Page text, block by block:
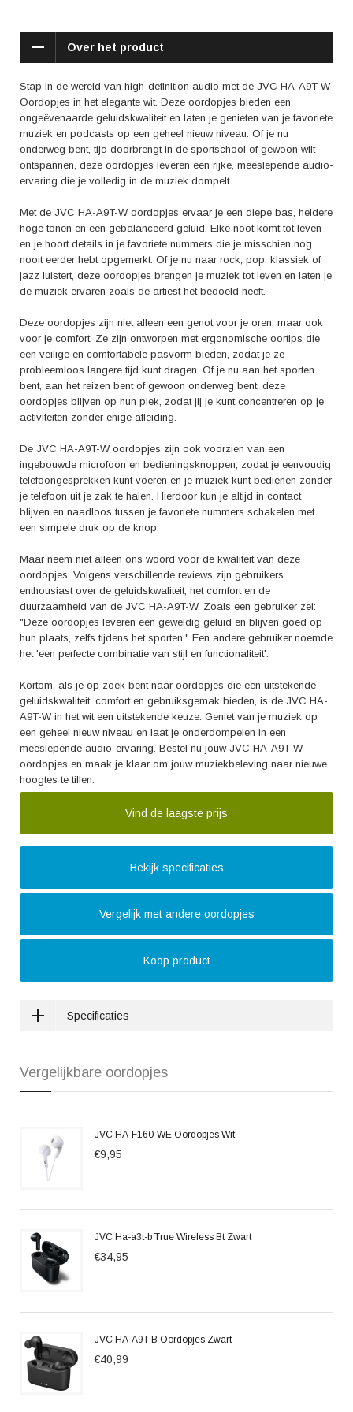
naadloos tussen je favoriete nummers schakelen met een simpele druk
Maar neem niet alleen ons woord voor de kwaliteit van deze oordopjes.
Volgens verschillende reviews zijn gebruikers enthousiast over de
geluidskwaliteit, het comfort en de duurzaamheid van de JVC HA-A9T-
W. Zoals een gebruiker zei: "Deze oordopjes leveren een geweldig
geluid en blijven goed op hun plaats, zelfs tijdens het sporten." Een
andere gebruiker noemde het 'een perfecte combinatie van stijl en
Kortom, als je op zoek bent naar oordopjes die een uitstekende
geluidskwaliteit, comfort en gebruiksgemak bieden, is de JVC HA-A9T-
W in het wit een uitstekende keuze. Geniet van je muziek op een geheel
nieuw niveau en laat je onderdompelen in een meeslepende audio-
ervaring. Bestel nu jouw JVC HA-A9T-W oordopjes en maak je klaar
Over het product
Stap in de wereld van high-definition audio met de JVC HA-A9T-W
Oordopjes in het elegante wit. Deze oordopjes bieden een
ongeëvenaarde geluidskwaliteit en laten je genieten van je favoriete
muziek en podcasts op een geheel nieuw niveau. Of je nu
onderweg bent, tijd doorbrengt in de sportschool of gewoon wilt
ontspannen, deze oordopjes leveren een rijke, meeslepende audio-
ervaring die je volledig in de muziek dompelt.
Met de JVC HA-A9T-W oordopjes ervaar je een diepe bas, heldere
hoge tonen en een gebalanceerd geluid. Elke noot komt tot leven
en je hoort details in je favoriete nummers die je misschien nog
nooit eerder hebt opgemerkt. Of je nu naar rock, pop, klassiek of
jazz luistert, deze oordopjes brengen je muziek tot leven en laten je
de muziek ervaren zoals de artiest het bedoeld heeft.
Deze oordopjes zijn niet alleen een genot voor je oren, maar ook
voor je comfort. Ze zijn ontworpen met ergonomische oortips die
een veilige en comfortabele pasvorm bieden, zodat je ze
probleemloos langere tijd kunt dragen. Of je nu aan het sporten
bent, aan het reizen bent of gewoon onderweg bent, deze
oordopjes blijven op hun plek, zodat jij je kunt concentreren op je
activiteiten zonder enige afleiding.
De JVC HA-A9T-W oordopjes zijn ook voorzien van een
ingebouwde microfoon en bedieningsknoppen, zodat je eenvoudig
telefoongesprekken kunt voeren en je muziek kunt bedienen zonder
je telefoon uit je zak te halen. Hierdoor kun je altijd in contact
blijven en naadloos tussen je favoriete nummers schakelen met
een simpele druk op de knop.
Maar neem niet alleen ons woord voor de kwaliteit van deze
oordopjes. Volgens verschillende reviews zijn gebruikers
enthousiast over de geluidskwaliteit, het comfort en de
duurzaamheid van de JVC HA-A9T-W. Zoals een gebruiker zei:
"Deze oordopjes leveren een geweldig geluid en blijven goed op
hun plaats, zelfs tijdens het sporten." Een andere gebruiker noemde
het 'een perfecte combinatie van stijl en functionaliteit'.
Kortom, als je op zoek bent naar oordopjes die een uitstekende
geluidskwaliteit, comfort en gebruiksgemak bieden, is de JVC HA-
A9T-W in het wit een uitstekende keuze. Geniet van je muziek op
een geheel nieuw niveau en laat je onderdompelen in een
meeslepende audio-ervaring. Bestel nu jouw JVC HA-A9T-W
oordopjes en maak je klaar om jouw muziekbeleving naar nieuwe
hoogtes te tillen.
Vind de laagste prijs
Bekijk specificaties
Vergelijk met andere oordopjes
Koop product
Specificaties
Vergelijkbare oordopjes
JVC HA-F160-WE Oordopjes Wit
€9,95
JVC Ha-a3t-b True Wireless Bt Zwart
€34,95
JVC HA-A9T-B Oordopjes Zwart
€40,99